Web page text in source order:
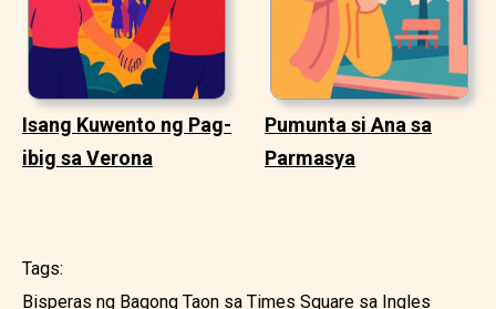
Isang Kuwento ng Pag-
ibig sa Verona
Pumunta si Ana sa
Parmasya
Tags:
Bisperas ng Bagong Taon sa Times Square sa Ingles